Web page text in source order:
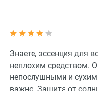
Знаете, эссенция для
неплохим средством.
непослушными и
важно. Защита от